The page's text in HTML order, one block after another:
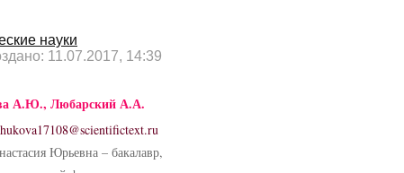
науки
11.07.2017, 14:39
А.Ю., Любарский А.А.
Юрьевна – бакалавр,